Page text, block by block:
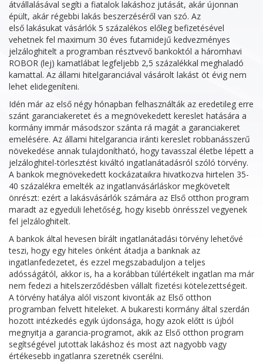
átvállalásával segíti a fiatalok lakáshoz jutását, akár újonnan
épült, akár régebbi lakás beszerzéséről van szó. Az
első lakásukat vásárlók 5 százalékos előleg befizetésével
vehetnek fel maximum 30 éves futamidejű kedvezményes
jelzáloghitelt a programban résztvevő bankoktól a háromhavi
ROBOR (lej) kamatlábat legfeljebb 2,5 százalékkal meghaladó
kamattal. Az állami hitelgaranciával vásárolt lakást öt évig nem
lehet elidegeníteni.
Idén már az első négy hónapban felhasználták az eredetileg erre
szánt garanciakeretet és a megnövekedett kereslet hatására a
kormány immár másodszor szánta rá magát a garanciakeret
emelésére. Az állami hitelgarancia iránti kereslet robbanásszerű
növekedése annak tulajdonítható, hogy tavasszal életbe lépett a
jelzáloghitel-törlesztést kiváltó ingatlanátadásról szóló törvény.
A bankok megnövekedett kockázataikra hivatkozva hirtelen 35-
40 százalékra emelték az ingatlanvásárláskor megkövetelt
önrészt: ezért a lakásvásárlók számára az Első otthon program
maradt az egyedüli lehetőség, hogy kisebb önrésszel vegyenek
fel jelzáloghitelt.
A bankok által hevesen bírált ingatlanátadási törvény lehetővé
teszi, hogy egy hiteles önként átadja a banknak az
ingatlanfedezetet, és ezzel megszabaduljon a teljes
adósságától, akkor is, ha a korábban túlértékelt ingatlan ma már
nem fedezi a hitelszerződésben vállalt fizetési kötelezettségeit.
A törvény hatálya alól viszont kivonták az Első otthon
programban felvett hiteleket. A bukaresti kormány által szerdán
hozott intézkedés egyik újdonsága, hogy azok előtt is újból
megnyitja a garancia-programot, akik az Első otthon program
segítségével jutottak lakáshoz és most azt nagyobb vagy
értékesebb ingatlanra szeretnék cserélni.